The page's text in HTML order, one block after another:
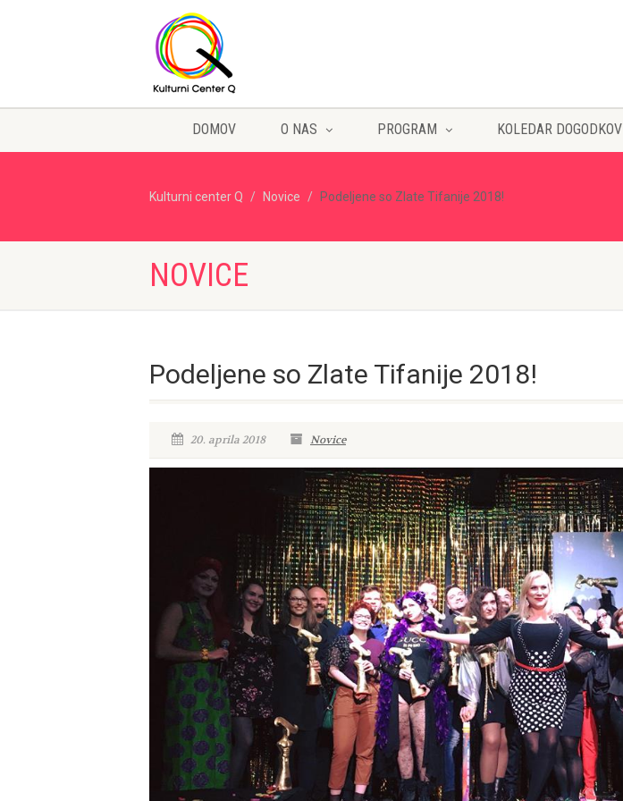
DOMOV O NAS PROGRAM KOLEDAR DOGODKOV
Kulturni center Q Novice Podeljene so Zlate Tifanije 2018!
NOVICE
Podeljene so Zlate Tifanije 2018!
20. aprila 2018 Novice